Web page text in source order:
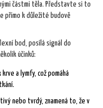
částmi těla. Představte si to
přímo k důležité budově
bod, posílá signál do
účinků:
a lymfy, což pomáhá
nebo tvrdý, znamená to, že v